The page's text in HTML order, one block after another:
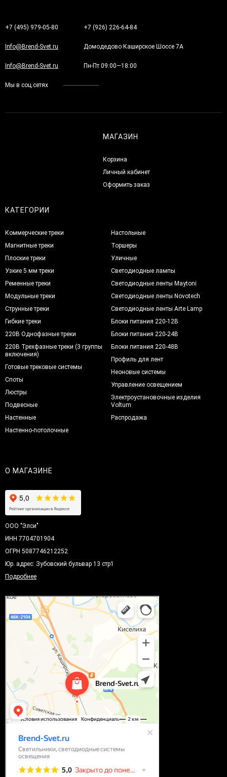
+7 (495) 979-05-80 +7 (926) 226-64-84
Info@Brend-Svet.ru Домодедово Каширское Шоссе 7А
Info@Brend-Svet.ru Пн-Пт 09:00—18:00
Мы в соц.сетях
МАГАЗИН
Корзина
Личный кабинет
Оформить заказ
КАТЕГОРИИ
Коммерческие треки
Магнитные треки
Плоские треки
Узкие 5 мм треки
Ременные треки
Модульные треки
Струнные треки
Гибкие треки
220В Однофазные треки
220В Трехфазные треки (3 группы
включения)
Готовые трековые системы
Споты
Люстры
Подвесные
Настенные
Настенно-потолочные
Настольные
Торшеры
Уличные
Светодиодные лампы
Светодиодные ленты Maytoni
Светодиодные ленты Novotech
Светодиодные ленты Arte Lamp
Блоки питания 220-12В
Блоки питания 220-24В
Блоки питания 220-48В
Профиль для лент
Неоновые системы
Управление освещением
Электроустановочные изделия
Voltum
Распродажа
О МАГАЗИНЕ
ООО "Элси"
ИНН 7704701904
ОГРН 5087746212252
Юр. адрес: Зубовский бульвар 13 стр1
Подробнее